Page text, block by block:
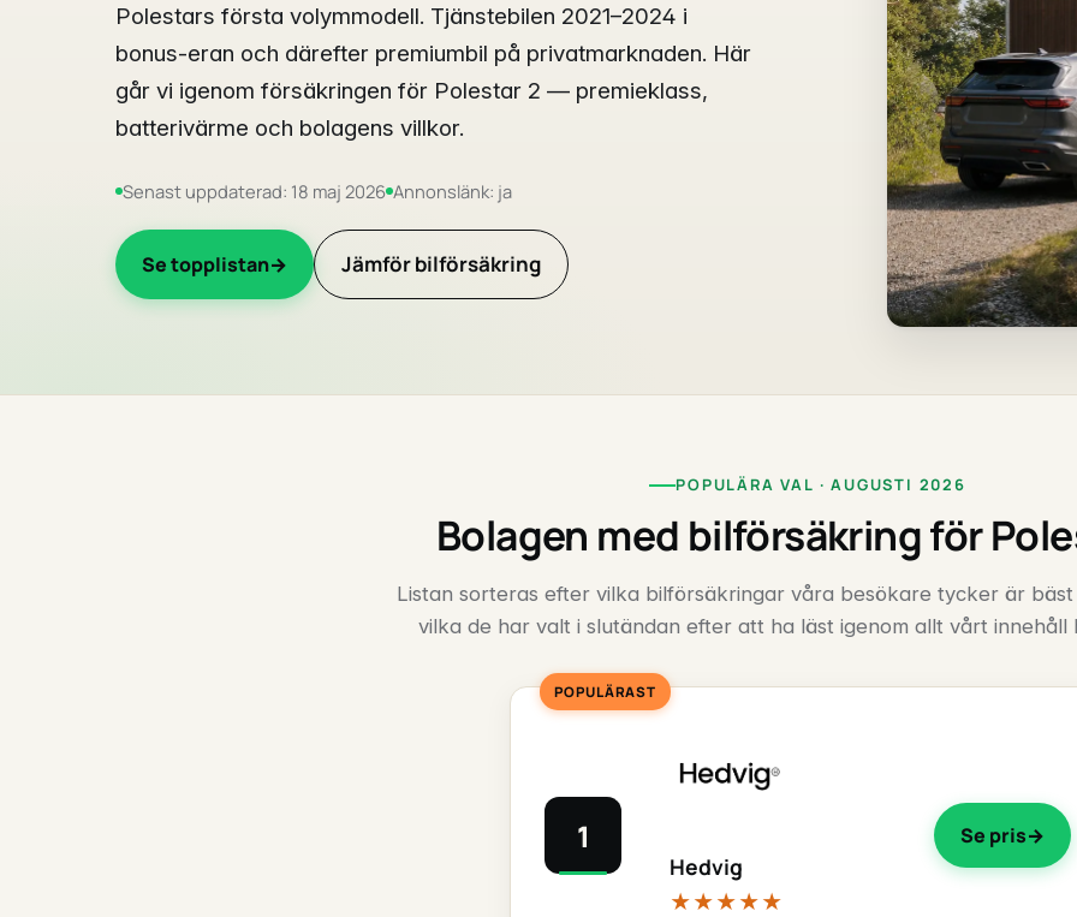
Polestars första volymmodell. Tjänstebilen 2021–2024 i
bonus-eran och därefter premiumbil på privatmarknaden. Här
går vi igenom försäkringen för Polestar 2 — premieklass,
batterivärme och bolagens villkor.
Senast uppdaterad: 18 maj 2026 Annonslänk: ja
Se topplistan Jämför bilförsäkring
POPULÄRA VAL · AUGUSTI 2026
Bolagen med bilförsäkring för
Listan sorteras efter vilka bilförsäkringar våra besökare tycker är
vilka de har valt i slutändan efter att ha läst igenom allt vårt innehåll
POPULÄRAST
1
Hedvig
★★★★★
Se pris